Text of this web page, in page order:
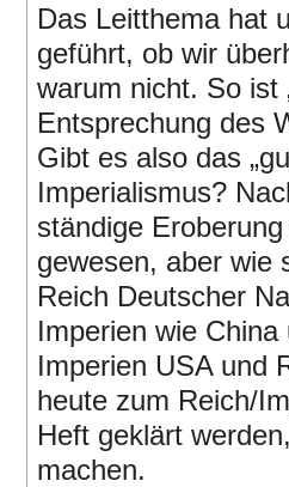
Das Leitthema hat
geführt, ob wir
warum nicht. So ist
Entsprechung des
Gibt es also das
Imperialismus?
ständige
gewesen, aber wie
Reich Deutscher
Imperien wie China
Imperien USA und
heute zum Reich/
Heft geklärt
machen.